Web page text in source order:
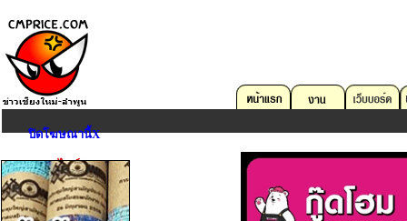
ตลาดออนไลน์
คอมพิวเตอร์
บริการด้าน IT
ปิดโฆษณานี้X